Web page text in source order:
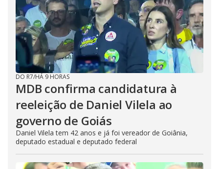
DO R7/HÁ 9 HORAS
MDB confirma candidatura à
reeleição de Daniel Vilela ao
governo de Goiás
Daniel Vilela tem 42 anos e já foi vereador de Goiânia,
deputado estadual e deputado federal